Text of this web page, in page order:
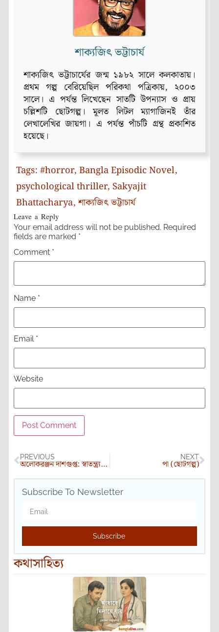
শাক্যজিৎ ভট্টাচার্য
শাক্যজিৎ ভট্টাচার্যের জন্ম ১৯৮২ সালে কলকাতায়।
প্রথম গল্প বেরিয়েছিল পরিকথা পত্রিকায়, ২০০৩
সালে। এ পর্যন্ত লিখেছেন সাতটি উপন্যাস ও প্রায়
চল্লিশটি ছোটগল্প। মূলত লিটল ম্যাগাজিনই তাঁর
লেখালেখির জায়গা। এ পর্যন্ত পাঁচটি গ্রন্থ প্রকাশিত
হয়েছে।
Tags: #horror, Bangla Episodic Novel,
psychological thriller, Sakyajit
Bhattacharya,শাক্যজিৎ ভট্টাচার্য
Leave a Reply
Your email address will not be published. Required
fields are marked *
Comment *
Name *
Email *
Website
PREVIOUS
অলোকরঞ্জন দাশগুপ্ত: স্বাতন্ত্র্য ও ঔজ্জ্বল্যে হীরকখণ্ডের মতো তাঁর কবিতা
NEXT
পা (ছোটগল্প)
Subscribe To Newsletter
Subscribe
কথাসাহিত্য